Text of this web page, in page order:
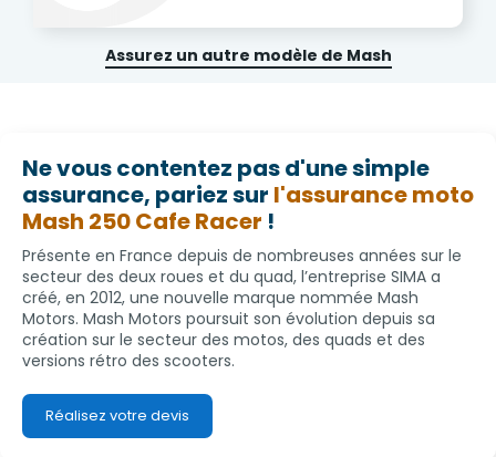
Assurez un autre modèle de Mash
Ne vous contentez pas d'une simple
assurance, pariez sur l'assurance moto
Mash 250 Cafe Racer !
Présente en France depuis de nombreuses années sur le
secteur des deux roues et du quad, l’entreprise SIMA a
créé, en 2012, une nouvelle marque nommée Mash
Motors. Mash Motors poursuit son évolution depuis sa
création sur le secteur des motos, des quads et des
versions rétro des scooters.
Réalisez votre devis